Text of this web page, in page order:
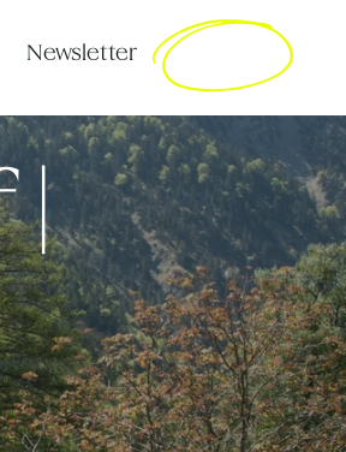
Newsletter
|